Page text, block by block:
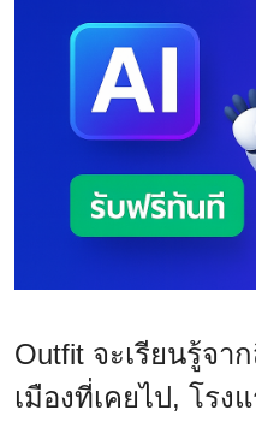
Outfit จะเรียนรู้จ
เมืองที่เคยไป, โร